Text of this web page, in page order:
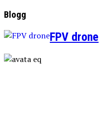
Blogg
FPV drone